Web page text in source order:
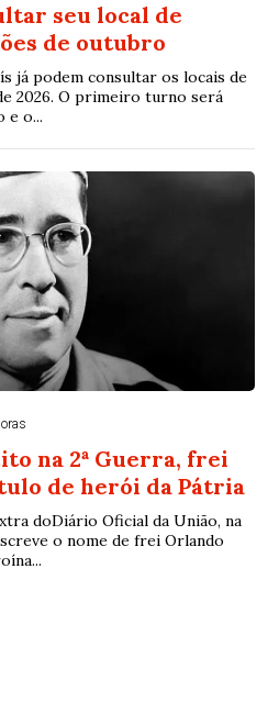
seu local de
de outubro
já podem consultar os locais de
2026. O primeiro turno será
e o...
na 2ª Guerra, frei
de herói da Pátria
doDiário Oficial da União, na
o nome de frei Orlando